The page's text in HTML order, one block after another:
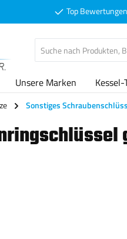
Top
Unsere Marken Kessel-
Sonstiges